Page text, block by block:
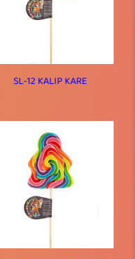
SL-12 KALIP KARE